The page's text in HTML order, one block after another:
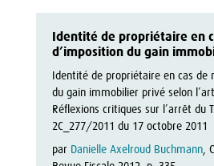
Identité de propriétaire en
d’imposition du gain
Identité de propriétaire en cas de
du gain immobilier privé selon
Réflexions critiques sur l’arrêt du
2C_277/2011 du 17 octobre 2011
par Danielle Axelroud Buchmann,